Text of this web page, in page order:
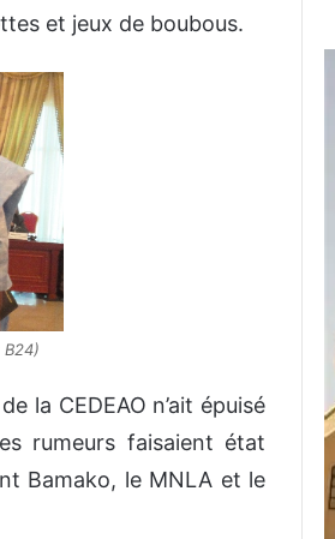
et jeux de boubous.
la CEDEAO n’ait épuisé
rumeurs faisaient état
Bamako, le MNLA et le